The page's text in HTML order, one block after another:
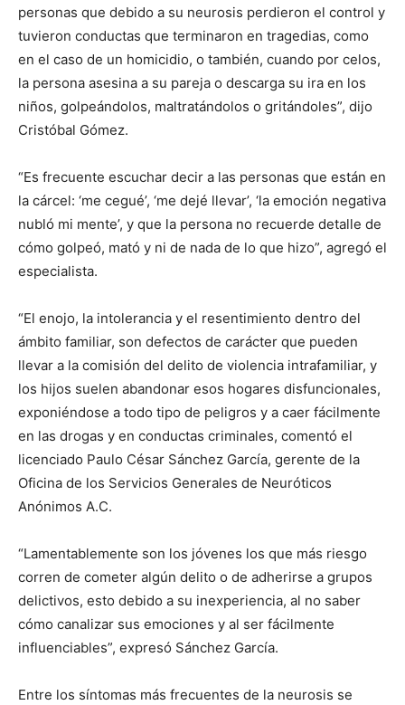
personas que debido a su neurosis perdieron el control y
tuvieron conductas que terminaron en tragedias, como
en el caso de un homicidio, o también, cuando por celos,
la persona asesina a su pareja o descarga su ira en los
niños, golpeándolos, maltratándolos o gritándoles”, dijo
Cristóbal Gómez.
“Es frecuente escuchar decir a las personas que están en
la cárcel: ‘me cegué’, ‘me dejé llevar’, ‘la emoción negativa
nubló mi mente’, y que la persona no recuerde detalle de
cómo golpeó, mató y ni de nada de lo que hizo”, agregó el
especialista.
“El enojo, la intolerancia y el resentimiento dentro del
ámbito familiar, son defectos de carácter que pueden
llevar a la comisión del delito de violencia intrafamiliar, y
los hijos suelen abandonar esos hogares disfuncionales,
exponiéndose a todo tipo de peligros y a caer fácilmente
en las drogas y en conductas criminales, comentó el
licenciado Paulo César Sánchez García, gerente de la
Oficina de los Servicios Generales de Neuróticos
Anónimos A.C.
“Lamentablemente son los jóvenes los que más riesgo
corren de cometer algún delito o de adherirse a grupos
delictivos, esto debido a su inexperiencia, al no saber
cómo canalizar sus emociones y al ser fácilmente
influenciables”, expresó Sánchez García.
Entre los síntomas más frecuentes de la neurosis se